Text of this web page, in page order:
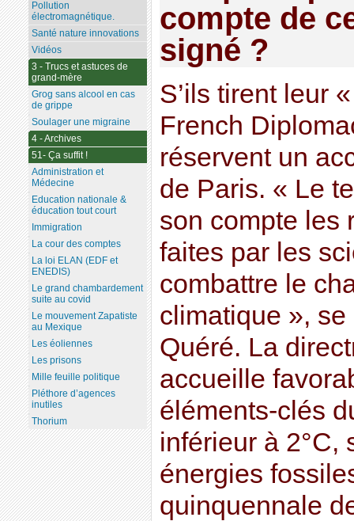
compte de
signé ?
S’ils tirent leur
French
réservent un
de Paris. « Le
son compte les
faites par les
combattre le
climatique »,
Quéré. La
accueille
éléments-clés
inférieur à 2°C,
énergies
quinquennale
Pollution
électromagnétique.
Santé nature innovations
Vidéos
3 - Trucs et astuces de
grand-mère
Grog sans alcool en cas
de grippe
Soulager une migraine
4 - Archives
51- Ça suffit !
Administration et
Médecine
Education nationale &
éducation tout court
Immigration
La cour des comptes
La loi ELAN (EDF et
ENEDIS)
Le grand chambardement
suite au covid
Le mouvement Zapatiste
au Mexique
Les éoliennes
Les prisons
Mille feuille politique
Pléthore d’agences
inutiles
Thorium